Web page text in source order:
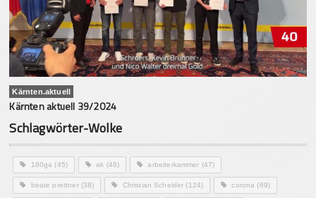
Kärnten.aktuell
Kärnten aktuell 39/2024
Schlagwörter-Wolke
180ga (45) ak (48) arbeiterkammer (47)
beate prettner(38) Christian Scheider (124) corona (69)